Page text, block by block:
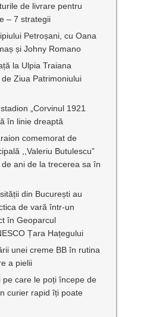
de livrare pentru
– 7 strategii
Petroșani, cu Oana
și Johny Romano
la Ulpia Traiana
Ziua Patrimoniului
„Corvinul 1921
în linie dreaptă
comemorat de
,,Valeriu Butulescu”
ani de la trecerea sa în
din București au
de vară într-un
în Geoparcul
Țara Hațegului
unei creme BB în rutina
a pielii
pe care le poți începe de
curier rapid îți poate